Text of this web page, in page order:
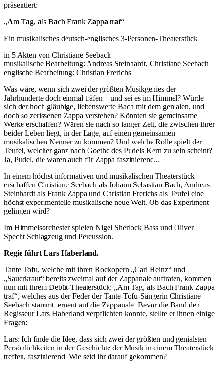
präsentiert:
„Am Tag, als Bach Frank Zappa traf“
Ein musikalisches deutsch-englisches 3-Personen-Theaterstück
in 5 Akten von Christiane Seebach
musikalische Bearbeitung: Andreas Steinhardt, Christiane Seebach
englische Bearbeitung: Christian Frerichs
Was wäre, wenn sich zwei der größten Musikgenies der
Jahrhunderte doch einmal träfen – und sei es im Himmel? Würde
sich der hoch gläubige, liebenswerte Bach mit dem genialen, und
doch so zerissenen Zappa verstehen? Könnten sie gemeinsame
Werke erschaffen? Wären sie nach so langer Zeit, die zwischen ihrer
beider Leben liegt, in der Lage, auf einen gemeinsamen
musikalischen Nenner zu kommen? Und welche Rolle spielt der
Teufel, welcher ganz nach Goethe des Pudels Kern zu sein scheint?
Ja, Pudel, die waren auch für Zappa faszinierend...
In einem höchst informativen und musikalischen Theaterstück
erschaffen Christiane Seebach als Johann Sebastian Bach, Andreas
Steinhardt als Frank Zappa und Christian Frerichs als Teufel eine
höchst experimentelle musikalische neue Welt. Ob das Experiment
gelingen wird?
Im Himmelsorchester spielen Nigel Sherlock Bass und Oliver
Specht Schlagzeug und Percussion.
Regie führt Lars Haberland.
Tante Tofu, welche mit ihren Rockopern „Carl Heinz“ und
„Sauerkraut“ bereits zweimal auf der Zappanale auftraten, kommen
nun mit ihrem Debüt-Theaterstück: „Am Tag, als Bach Frank Zappa
traf“, welches aus der Feder der Tante-Tofu-Sängerin Christiane
Seebach stammt, erneut auf die Zappanale. Bevor die Band den
Regisseur Lars Haberland verpflichten konnte, stellte er ihnen einige
Fragen:
Lars: Ich finde die Idee, dass sich zwei der größten und genialsten
Persönlichkeiten in der Geschichte der Musik in einem Theaterstück
treffen, faszinierend. Wie seid ihr darauf gekommen?